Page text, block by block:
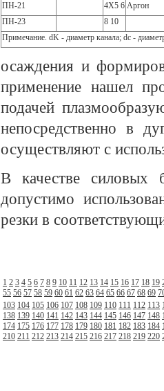
ПН-21
4X5 6 Аргон
ПН-23
8 10
Примечание. dK - диаметр канала; dc -
осаждения и
применение нашел
подачей
непосредственно в
осуществляют с
В качестве силовых
допустимо
резки в
1 2 3 4 5 6 7 8 9 10 11 12 13 14 15 16 17 18 19
55 56 57 58 59 60 61 62 63 64 65 66 67 68 69
103 104 105 106 107 108 109 110 111 112 113
138 139 140 141 142 143 144 145 146 147 148
174 175 176 177 178 179 180 181 182 183 184
210 211 212 213 214 215 216 217 218 219 220